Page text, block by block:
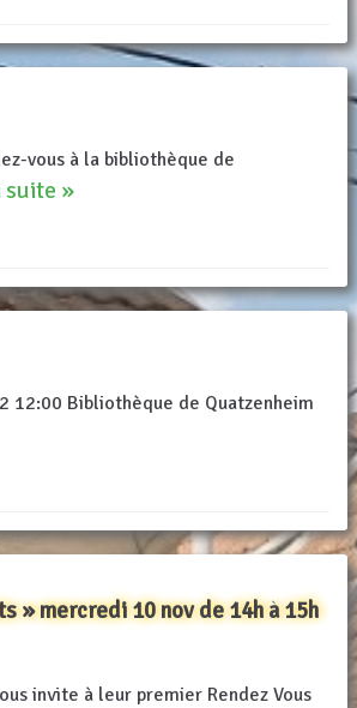
vous à la bibliothèque de
suite »
12:00 Bibliothèque de Quatzenheim
» mercredi 10 nov de 14h à 15h
invite à leur premier Rendez Vous